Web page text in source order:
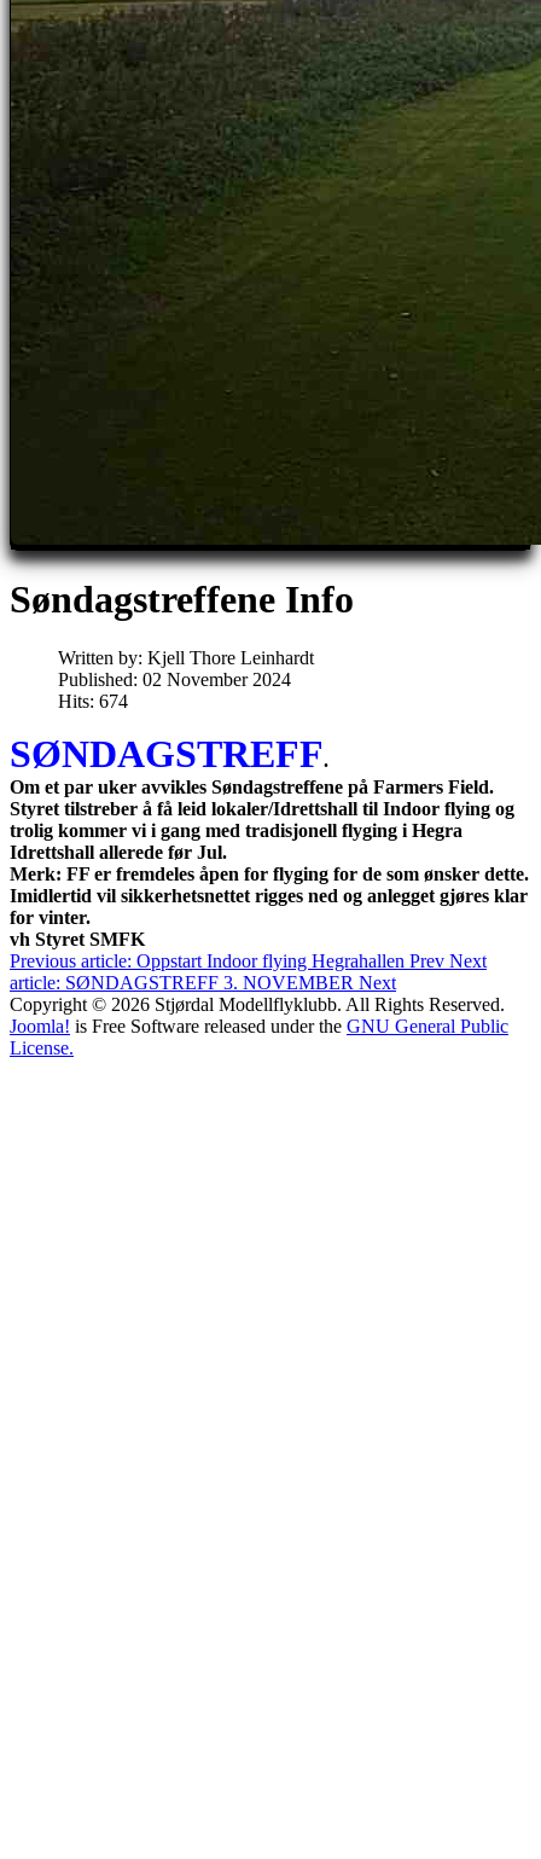
Søndagstreffene Info
Written by: Kjell Thore Leinhardt
Published: 02 November 2024
Hits: 674
SØNDAGSTREFF.
Om et par uker avvikles Søndagstreffene på Farmers Field.
Styret tilstreber å få leid lokaler/Idrettshall til Indoor flying og
trolig kommer vi i gang med tradisjonell flyging i Hegra
Idrettshall allerede før Jul.
Merk: FF er fremdeles åpen for flyging for de som ønsker dette.
Imidlertid vil sikkerhetsnettet rigges ned og anlegget gjøres klar
for vinter.
vh Styret SMFK
Previous article: Oppstart Indoor flying Hegrahallen Prev Next
article: SØNDAGSTREFF 3. NOVEMBER Next
Copyright © 2026 Stjørdal Modellflyklubb. All Rights Reserved.
Joomla! is Free Software released under the GNU General Public
License.